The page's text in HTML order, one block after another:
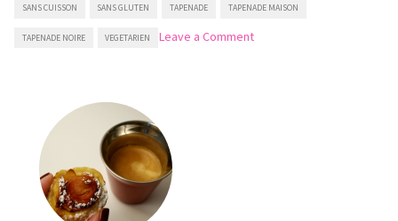
SANS CUISSON SANS GLUTEN TAPENADE TAPENADE MAISON
TAPENADE NOIRE VEGETARIEN Leave a Commenton